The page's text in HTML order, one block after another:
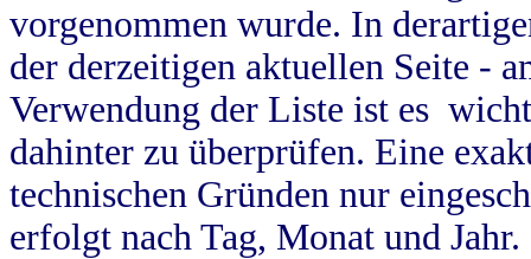
vorgenommen wurde. In
der derzeitigen aktuellen Seite -
Verwendung der Liste ist es
dahinter zu überprüfen. Eine
technischen Gründen nur
erfolgt nach Tag, Monat und Jahr.